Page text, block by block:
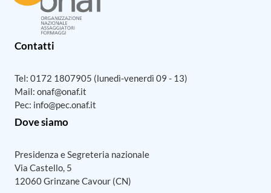
Contatti
Tel: 0172 1807905 (lunedì-venerdì 09 - 13)
Mail: onaf@onaf.it
Pec: info@pec.onaf.it
Dove siamo
Presidenza e Segreteria nazionale
Via Castello, 5
12060 Grinzane Cavour (CN)